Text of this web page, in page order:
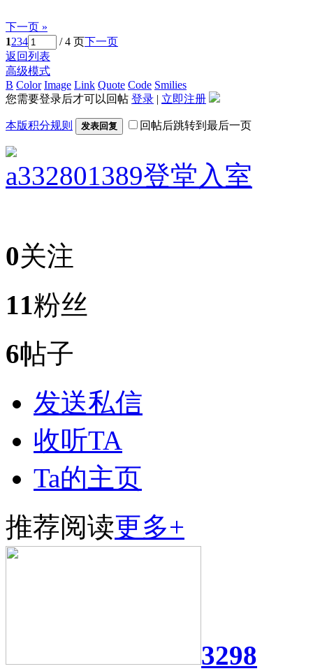
下一页 »
1234 / 4 页下一页
返回列表
高级模式
B Color Image Link Quote Code Smilies
您需要登录后才可以回帖 登录 | 立即注册
本版积分规则 发表回复 回帖后跳转到最后一页
a332801389登堂入室
0关注
11粉丝
6帖子
发送私信
收听TA
Ta的主页
推荐阅读更多+
3298